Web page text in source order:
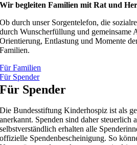
Wir begleiten Familien mit Rat und
Ob durch unser Sorgentelefon, die
durch Wunscherfüllung und gemeinsame
Orientierung, Entlastung und Momente
Familien.
Für Familien
Für Spender
Für Spender
Die Bundesstiftung Kinderhospiz ist als
anerkannt. Spenden sind daher steuerlich
selbstverständlich erhalten alle
offizielle Spendenbescheinigung. So